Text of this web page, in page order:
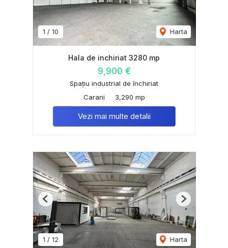
1 / 10 Harta
Hala de inchiriat 3280 mp
9,900 €
Spațiu industrial de închiriat
Carani
3,290 mp
Vezi mai multe detalii
1 / 12 Harta
Previous Next